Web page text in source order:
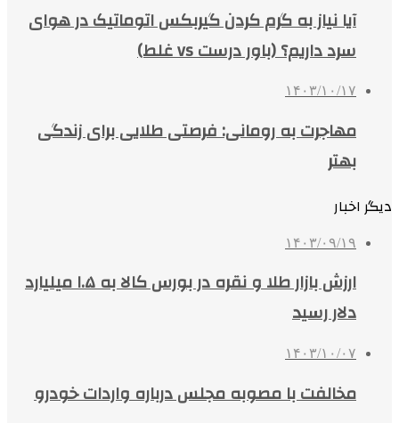
آیا نیاز به گرم کردن گیربکس اتوماتیک در هوای
سرد داریم؟ (باور درست vs غلط)
۱۴۰۳/۱۰/۱۷
مهاجرت به رومانی: فرصتی طلایی برای زندگی
بهتر
دیگر اخبار
۱۴۰۳/۰۹/۱۹
ارزش بازار طلا و نقره در بورس کالا به ۱.۵ میلیارد
دلار رسید
۱۴۰۳/۱۰/۰۷
مخالفت با مصوبه مجلس درباره واردات خودرو